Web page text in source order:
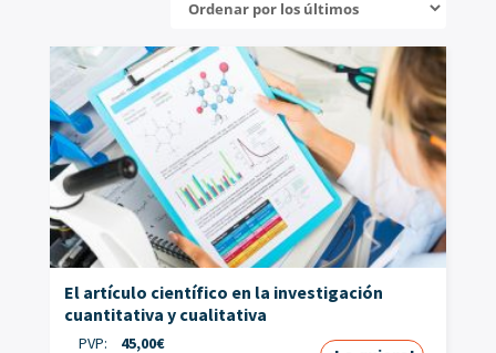
El artículo científico en la investigación
cuantitativa y cualitativa
PVP: 45,00€